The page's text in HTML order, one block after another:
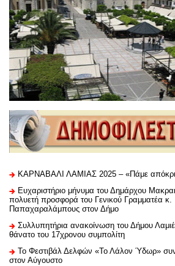
ΚΑΡΝΑΒΑΛΙ ΛΑΜΙΑΣ 2025 – «Πάμε
Ευχαριστήριo μήνυμα του Δημάρχου
πολυετή προσφορά του Γενικού Γραμματέα κ.
Παπαχαραλάμπους στον Δήμο
Συλλυπητήρια ανακοίνωση του Δήμου
θάνατο του 17χρονου συμπολίτη
Το Φεστιβάλ Δελφών «Το Λάλον Ύδωρ»
στον Αύγουστο